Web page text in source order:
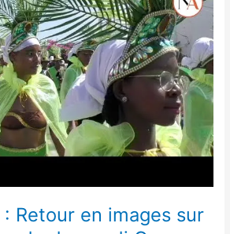
: Retour en images sur